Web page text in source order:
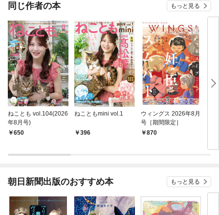
同じ作者の本 もっと見る
ねことも vol.104(2026
年8月号)
650
ねこともmini vol.1
396
ウィングス 2026年8月
号［期間限定］
870
朝日新聞出版のおすすめ本 もっと見る